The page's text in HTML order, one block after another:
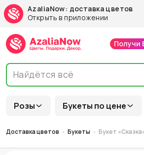
AzaliaNow: доставка цветов
Открыть в приложении
Розы Букеты по цене
Получи
Доставка цветов Букеты Букет